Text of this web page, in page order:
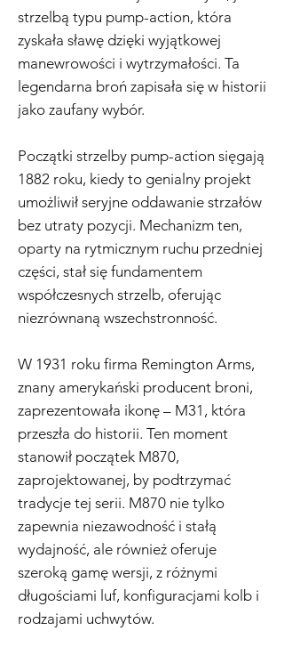
strzelbą typu pump-action, która
zyskała sławę dzięki wyjątkowej
manewrowości i wytrzymałości. Ta
legendarna broń zapisała się w historii
jako zaufany wybór.
Początki strzelby pump-action sięgają
1882 roku, kiedy to genialny projekt
umożliwił seryjne oddawanie strzałów
bez utraty pozycji. Mechanizm ten,
oparty na rytmicznym ruchu przedniej
części, stał się fundamentem
współczesnych strzelb, oferując
niezrównaną wszechstronność.
W 1931 roku firma Remington Arms,
znany amerykański producent broni,
zaprezentowała ikonę – M31, która
przeszła do historii. Ten moment
stanowił początek M870,
zaprojektowanej, by podtrzymać
tradycje tej serii. M870 nie tylko
zapewnia niezawodność i stałą
wydajność, ale również oferuje
szeroką gamę wersji, z różnymi
długościami luf, konfiguracjami kolb i
rodzajami uchwytów.